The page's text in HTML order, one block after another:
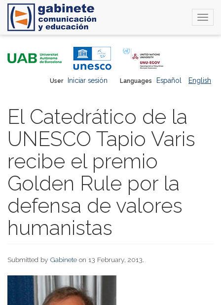
Languages Español English
User Iniciar sesión
El Catedrático de la
UNESCO Tapio Varis
recibe el premio
Golden Rule por la
defensa de valores
humanistas
Submitted by Gabinete on 13 February, 2013.